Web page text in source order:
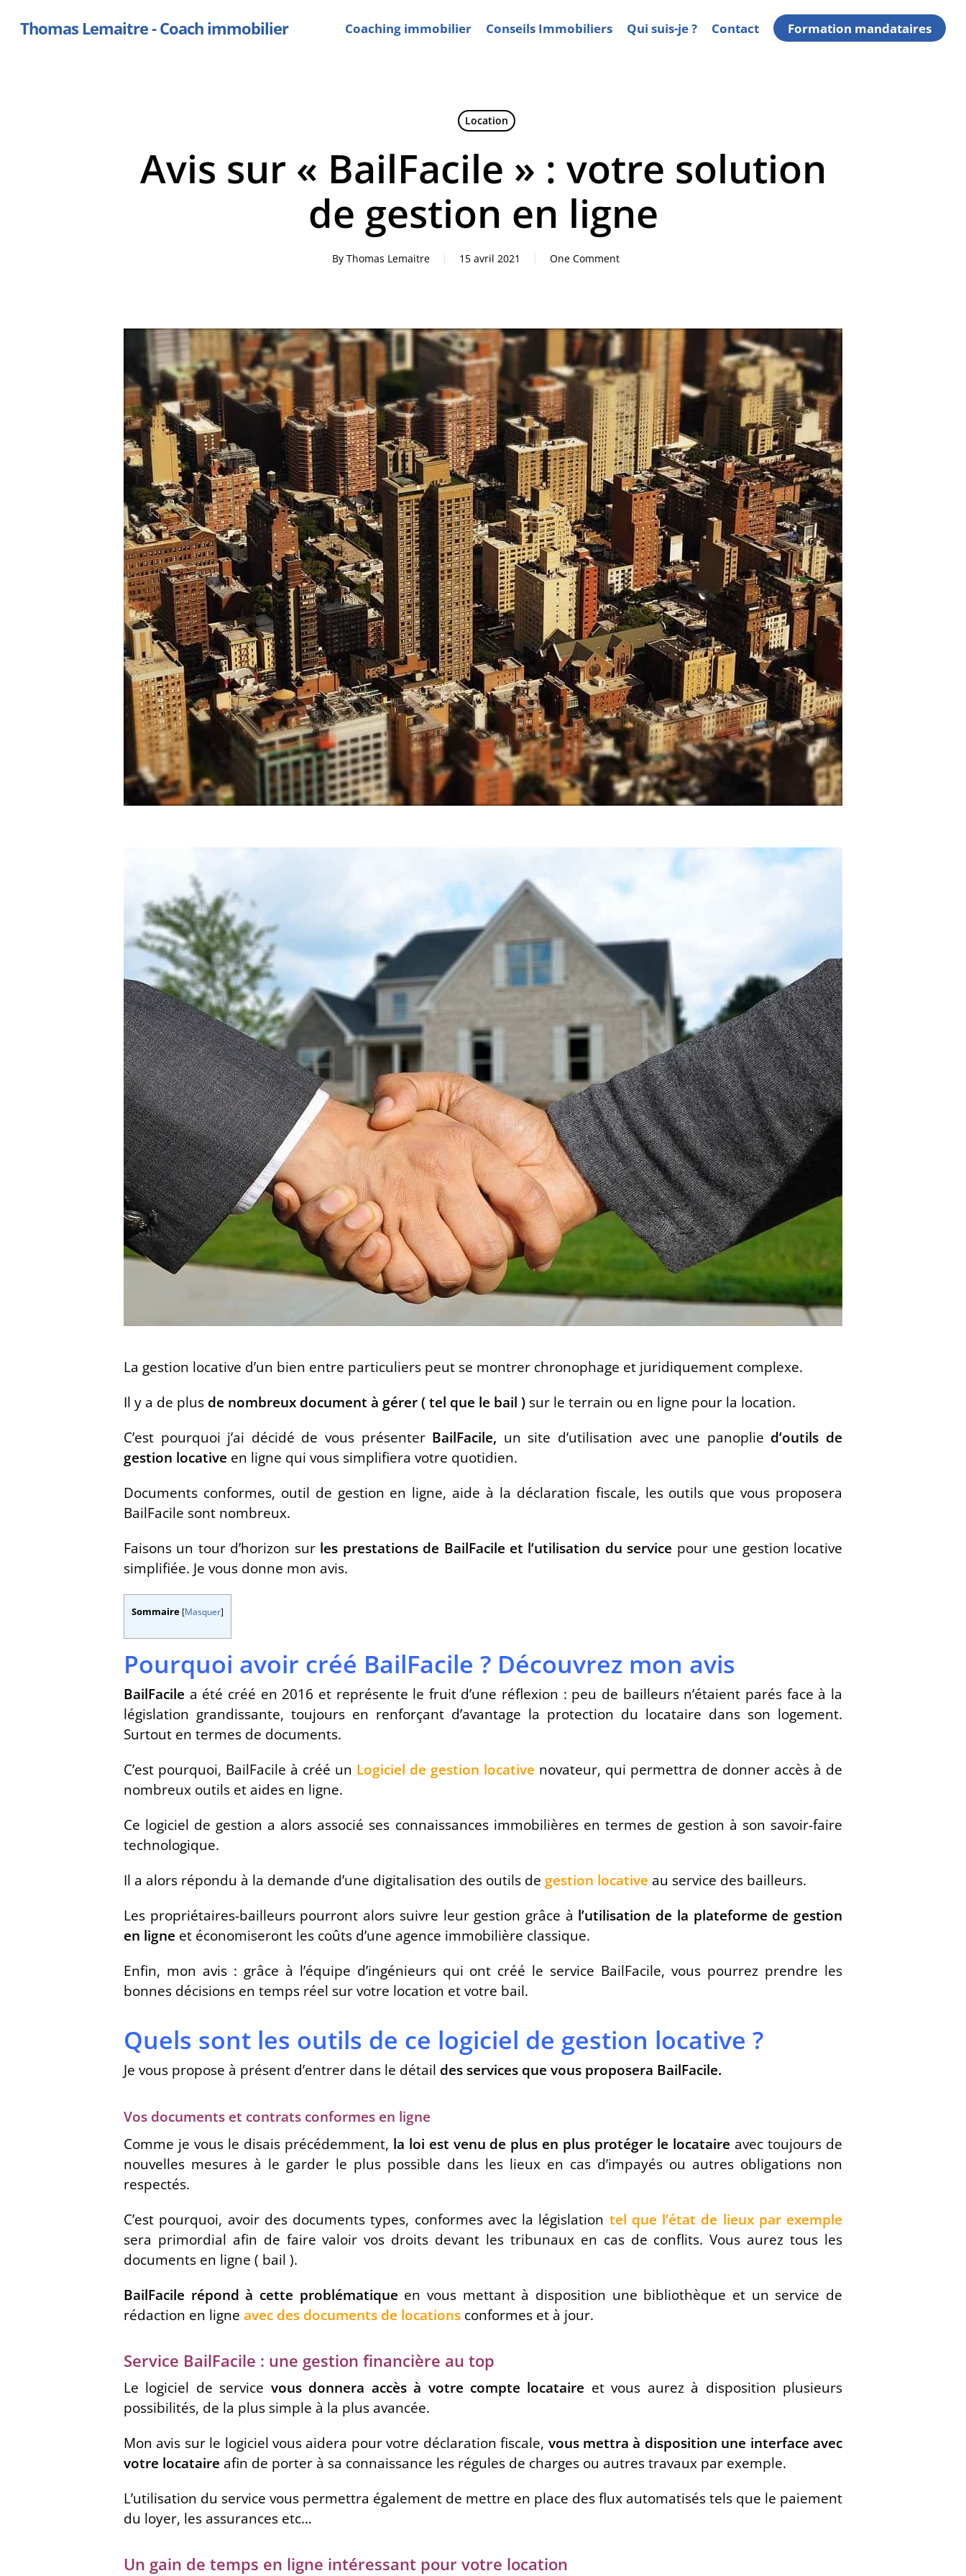
Thomas Lemaitre - Coach immobilier Coaching immobilier Conseils Immobiliers Qui suis-je ? Contact Formation mandataires
Location
Avis sur « BailFacile » : votre solution
de gestion en ligne
By Thomas Lemaitre 15 avril 2021 One Comment
La gestion locative d’un bien entre particuliers peut se montrer chronophage et juridiquement complexe.
Il y a de plus de nombreux document à gérer ( tel que le bail ) sur le terrain ou en ligne pour la location.
C’est pourquoi j’ai décidé de vous présenter BailFacile, un site d’utilisation avec une panoplie d’outils de
gestion locative en ligne qui vous simplifiera votre quotidien.
Documents conformes, outil de gestion en ligne, aide à la déclaration fiscale, les outils que vous proposera
BailFacile sont nombreux.
Faisons un tour d’horizon sur les prestations de BailFacile et l’utilisation du service pour une gestion locative
simplifiée. Je vous donne mon avis.
Sommaire [Masquer]
Pourquoi avoir créé BailFacile ? Découvrez mon avis
BailFacile a été créé en 2016 et représente le fruit d’une réflexion : peu de bailleurs n’étaient parés face à la
législation grandissante, toujours en renforçant d’avantage la protection du locataire dans son logement.
Surtout en termes de documents.
C’est pourquoi, BailFacile à créé un Logiciel de gestion locative novateur, qui permettra de donner accès à de
nombreux outils et aides en ligne.
Ce logiciel de gestion a alors associé ses connaissances immobilières en termes de gestion à son savoir-faire
technologique.
Il a alors répondu à la demande d’une digitalisation des outils de gestion locative au service des bailleurs.
Les propriétaires-bailleurs pourront alors suivre leur gestion grâce à l’utilisation de la plateforme de gestion
en ligne et économiseront les coûts d’une agence immobilière classique.
Enfin, mon avis : grâce à l’équipe d’ingénieurs qui ont créé le service BailFacile, vous pourrez prendre les
bonnes décisions en temps réel sur votre location et votre bail.
Quels sont les outils de ce logiciel de gestion locative ?
Je vous propose à présent d’entrer dans le détail des services que vous proposera BailFacile.
Vos documents et contrats conformes en ligne
Comme je vous le disais précédemment, la loi est venu de plus en plus protéger le locataire avec toujours de
nouvelles mesures à le garder le plus possible dans les lieux en cas d’impayés ou autres obligations non
respectés.
C’est pourquoi, avoir des documents types, conformes avec la législation tel que l’état de lieux par exemple
sera primordial afin de faire valoir vos droits devant les tribunaux en cas de conflits. Vous aurez tous les
documents en ligne ( bail ).
BailFacile répond à cette problématique en vous mettant à disposition une bibliothèque et un service de
rédaction en ligne avec des documents de locations conformes et à jour.
Service BailFacile : une gestion financière au top
Le logiciel de service vous donnera accès à votre compte locataire et vous aurez à disposition plusieurs
possibilités, de la plus simple à la plus avancée.
Mon avis sur le logiciel vous aidera pour votre déclaration fiscale, vous mettra à disposition une interface avec
votre locataire afin de porter à sa connaissance les régules de charges ou autres travaux par exemple.
L’utilisation du service vous permettra également de mettre en place des flux automatisés tels que le paiement
du loyer, les assurances etc…
Un gain de temps en ligne intéressant pour votre location